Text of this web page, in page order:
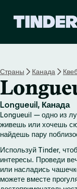
Страны Канада
Longueuil, Канада
Longueuil — одно из
живешь или хочешь
найдешь пару
Используй Tinder,
интересы. Проведи
или насладись
можете вместе